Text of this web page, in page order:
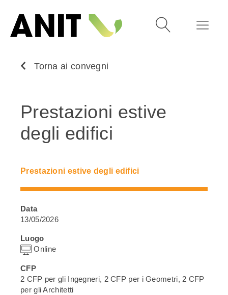
Torna ai convegni
Prestazioni estive
degli edifici
Prestazioni estive degli edifici
Data
13/05/2026
Luogo
Online
CFP
2 CFP per gli Ingegneri, 2 CFP per i Geometri, 2 CFP
per gli Architetti